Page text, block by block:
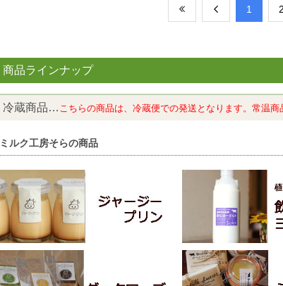
​1 ​2
商品ラインナップ
冷蔵商品… こちらの商品は、冷蔵便での発送となります。常温商
ミルク工房そらの商品